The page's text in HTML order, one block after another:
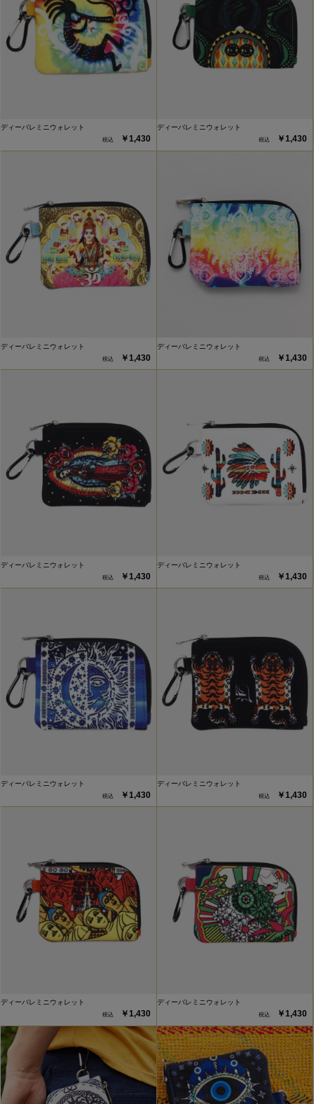
ディーバレミニウォレット
￥1,430
ディーバレミニウォレット
￥1,430
ディーバレミニウォレット
￥1,430
ディーバレミニウォレット
￥1,430
ディーバレミニウォレット
￥1,430
ディーバレミニウォレット
￥1,430
ディーバレミニウォレット
￥1,430
ディーバレミニウォレット
￥1,430
ディーバレミニウォレット
￥1,430
ディーバレミニウォレット
￥1,430